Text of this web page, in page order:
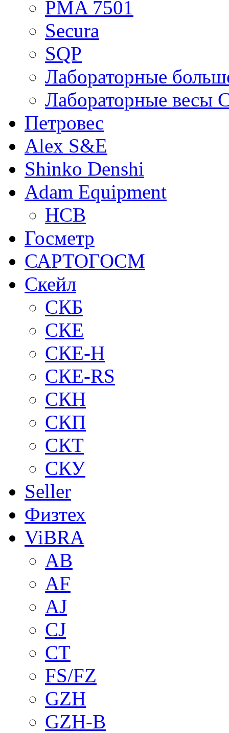
PMA 7501
Secura
SQP
Лабораторные
Лабораторные весы
Петровес
Alex S&E
Shinko Denshi
Adam Equipment
HCB
Госметр
САРТОГОСМ
Скейл
СКБ
СКЕ
СКЕ-H
СКЕ-RS
СКН
СКП
СКТ
СКУ
Seller
Физтех
ViBRA
AB
AF
AJ
CJ
CT
FS/FZ
GZH
GZH-B